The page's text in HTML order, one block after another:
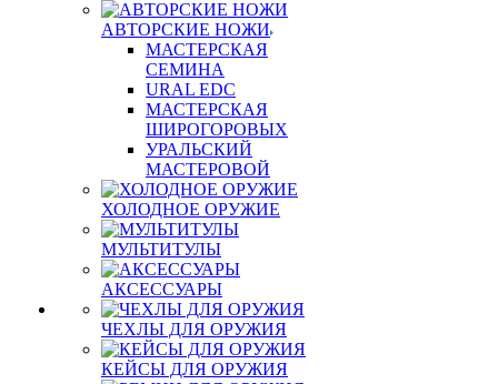
АВТОРСКИЕ НОЖИ
МАСТЕРСКАЯ
СЕМИНА
URAL EDC
МАСТЕРСКАЯ
ШИРОГОРОВЫХ
УРАЛЬСКИЙ
МАСТЕРОВОЙ
ХОЛОДНОЕ ОРУЖИЕ
МУЛЬТИТУЛЫ
АКСЕССУАРЫ
ЧЕХЛЫ ДЛЯ ОРУЖИЯ
КЕЙСЫ ДЛЯ ОРУЖИЯ